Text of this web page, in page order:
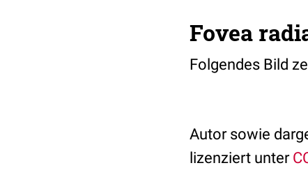
Fovea
Folgendes Bild
Autor sowie
lizenziert unter